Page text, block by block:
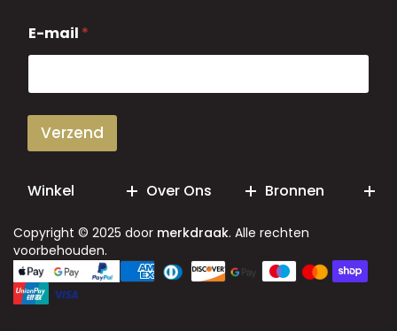
-
m
i
E-mail *
Verzend
Winkel Over Ons Bronnen
Copyright © 2025 door merkdraak. Alle rechten
voorbehouden.